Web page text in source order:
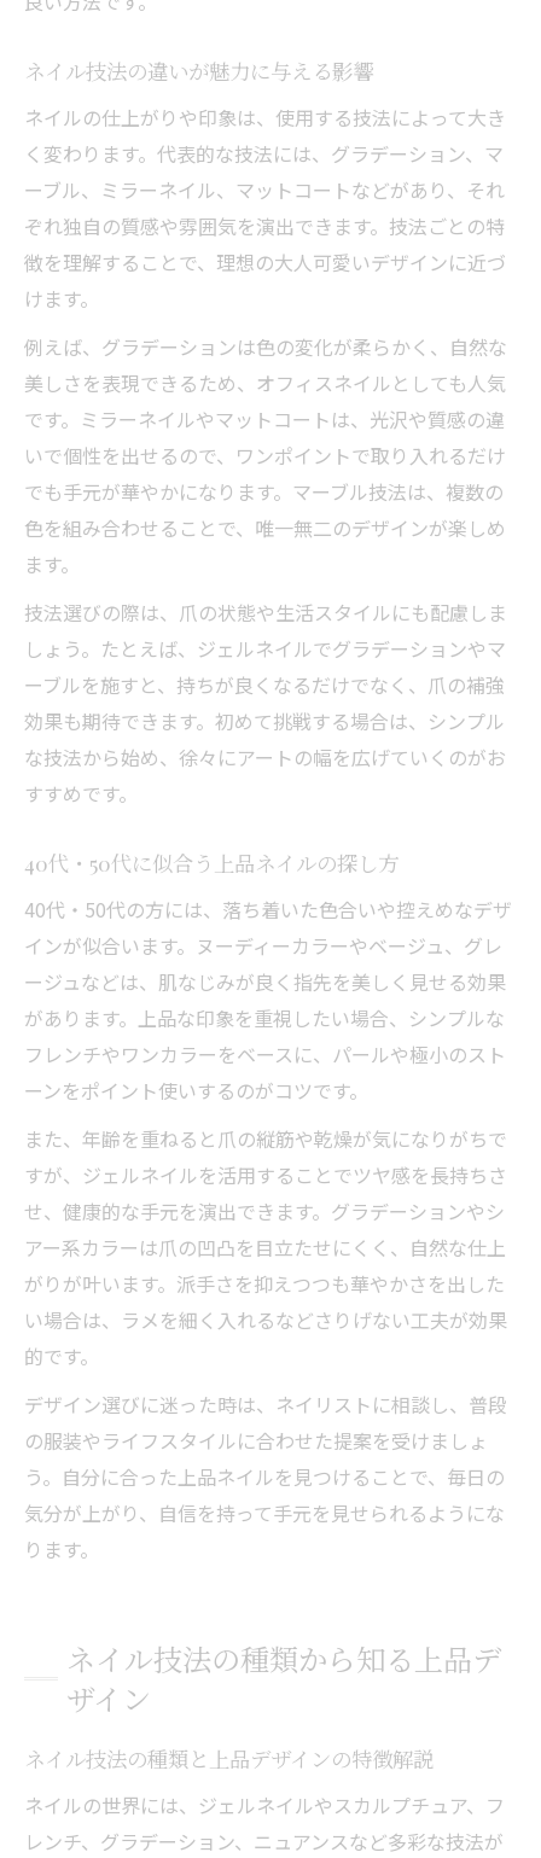
ネイル技法の違いが魅力に与える影響
ネイルの仕上がりや印象は、使用する技法によって大き
く変わります。代表的な技法には、グラデーション、マ
ーブル、ミラーネイル、マットコートなどがあり、それ
ぞれ独自の質感や雰囲気を演出できます。技法ごとの特
徴を理解することで、理想の大人可愛いデザインに近づ
けます。
例えば、グラデーションは色の変化が柔らかく、自然な
美しさを表現できるため、オフィスネイルとしても人気
です。ミラーネイルやマットコートは、光沢や質感の違
いで個性を出せるので、ワンポイントで取り入れるだけ
でも手元が華やかになります。マーブル技法は、複数の
色を組み合わせることで、唯一無二のデザインが楽しめ
ます。
技法選びの際は、爪の状態や生活スタイルにも配慮しま
しょう。たとえば、ジェルネイルでグラデーションやマ
ーブルを施すと、持ちが良くなるだけでなく、爪の補強
効果も期待できます。初めて挑戦する場合は、シンプル
な技法から始め、徐々にアートの幅を広げていくのがお
すすめです。
40代・50代に似合う上品ネイルの探し方
40代・50代の方には、落ち着いた色合いや控えめなデザ
インが似合います。ヌーディーカラーやベージュ、グレ
ージュなどは、肌なじみが良く指先を美しく見せる効果
があります。上品な印象を重視したい場合、シンプルな
フレンチやワンカラーをベースに、パールや極小のスト
ーンをポイント使いするのがコツです。
また、年齢を重ねると爪の縦筋や乾燥が気になりがちで
すが、ジェルネイルを活用することでツヤ感を長持ちさ
せ、健康的な手元を演出できます。グラデーションやシ
アー系カラーは爪の凹凸を目立たせにくく、自然な仕上
がりが叶います。派手さを抑えつつも華やかさを出した
い場合は、ラメを細く入れるなどさりげない工夫が効果
的です。
デザイン選びに迷った時は、ネイリストに相談し、普段
の服装やライフスタイルに合わせた提案を受けましょ
う。自分に合った上品ネイルを見つけることで、毎日の
気分が上がり、自信を持って手元を見せられるようにな
ります。
ネイル技法の種類から知る上品デ
ザイン
ネイル技法の種類と上品デザインの特徴解説
ネイルの世界には、ジェルネイルやスカルプチュア、フ
レンチ、グラデーション、ニュアンスなど多彩な技法が